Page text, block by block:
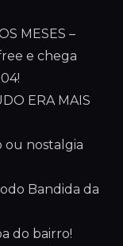
MESES –
e chega
ERA MAIS
ou nostalgia
Bandida da
do bairro!